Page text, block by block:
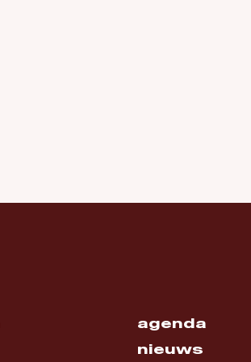
agenda
nieuws